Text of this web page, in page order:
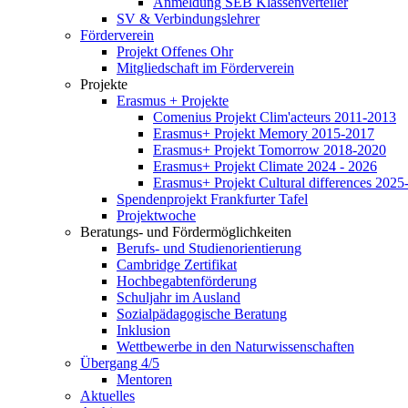
SV & Verbindungslehrer
Förderverein
Projekt Offenes Ohr
Mitgliedschaft im Förderverein
Projekte
Erasmus + Projekte
Comenius Projekt Clim'acteurs 2011-2013
Erasmus+ Projekt Memory 2015-2017
Erasmus+ Projekt Tomorrow 2018-2020
Erasmus+ Projekt Climate 2024 - 2026
Erasmus+ Projekt Cultural differences
Spendenprojekt Frankfurter Tafel
Projektwoche
Beratungs- und Fördermöglichkeiten
Berufs- und Studienorientierung
Cambridge Zertifikat
Hochbegabtenförderung
Schuljahr im Ausland
Sozialpädagogische Beratung
Inklusion
Wettbewerbe in den Naturwissenschaften
Übergang 4/5
Mentoren
Aktuelles